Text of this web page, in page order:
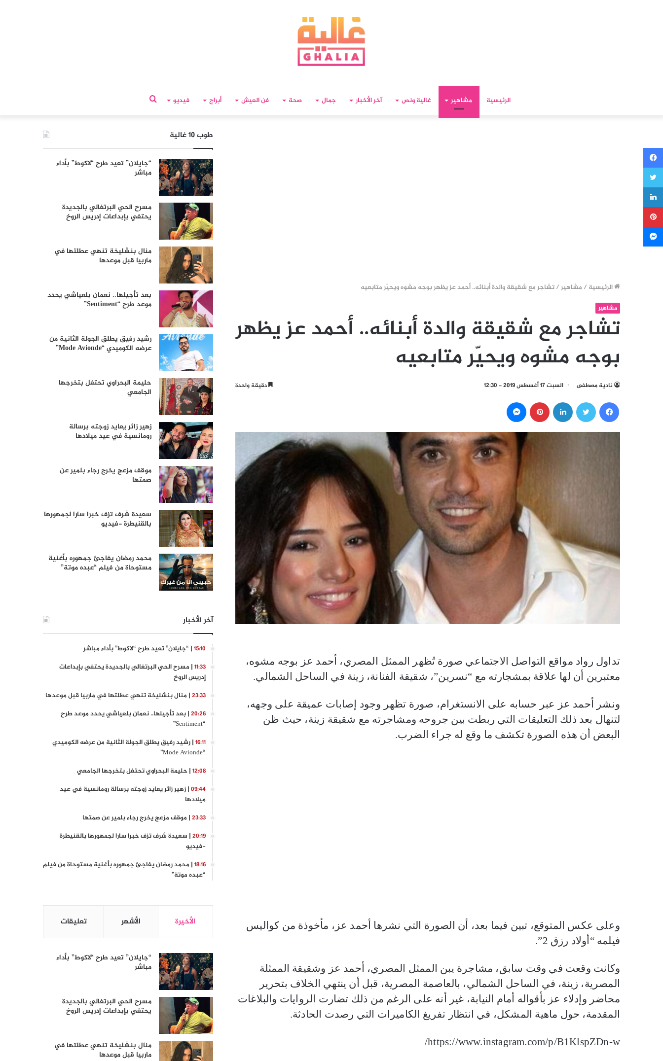
الرئيسية مشاهير غالية ونص آخر الأخبار جمال صحة فن العيش أبراج فيديو
الرئيسية / مشاهير/تشاجر مع شقيقة والدة أبنائه.. أحمد عز يظهر بوجه مشوه ويحيّر متابعيه
مشاهير
تشاجر مع شقيقة والدة أبنائه.. أحمد عز يظهر
بوجه مشوه ويحيّر متابعيه
نادية مصطفى السبت 17 أغسطس 2019 - 12:30 دقيقة واحدة
تداول رواد مواقع التواصل الاجتماعي صورة تُظهر الممثل المصري، أحمد عز بوجه مشوه،
معتبرين أن لها علاقة بمشجارته مع “نسرين”، شقيقة الفنانة، زينة في الساحل الشمالي.
ونشر أحمد عز عبر حسابه على الانستغرام، صورة تظهر وجود إصابات عميقة على وجهه،
لتنهال بعد ذلك التعليقات التي ربطت بين جروحه ومشاجرته مع شقيقة زينة، حيث ظن
البعض أن هذه الصورة تكشف ما وقع له جراء الضرب.
وعلى عكس المتوقع، تبين فيما بعد، أن الصورة التي نشرها أحمد عز، مأخوذة من كواليس
فيلمه “أولاد رزق 2”.
وكانت وقعت في وقت سابق، مشاجرة يبن الممثل المصري، أحمد عز وشقيقة الممثلة
المصرية، زينة، في الساحل الشمالي، بالعاصمة المصرية، قبل أن ينتهي الخلاف بتحرير
محاضر وإدلاء عز بأقواله أمام النيابة، غير أنه على الرغم من ذلك تضارت الروايات والبلاغات
المقدمة، حول ماهية المشكل، في انتظار تفريغ الكاميرات التي رصدت الحادثة.
https://www.instagram.com/p/B1KlspZDn-w/
طوب 10 غالية
“جايلان” تعيد طرح “لاكوط” بأداء
مباشر
مسرح الحي البرتغالي بالجديدة
يحتفي بإبداعات إدريس الروخ
منال بنشليخة تنهي عطلتها في
ماربيا قبل موعدها
بعد تأجيلها.. نعمان بلعياشي يحدد
موعد طرح “Sentiment”
رشيد رفيق يطلق الجولة الثانية من
عرضه الكوميدي “Mode Avionde”
حليمة البحراوي تحتفل بتخرجها
الجامعي
زهير زائر يعايد زوجته برسالة
رومانسية في عيد ميلادها
موقف مزعج يخرج رجاء بلمير عن
صمتها
سعيدة شرف تزف خبرا سارا لجمهورها
بالقنيطرة -فيديو
محمد رمضان يفاجئ جمهوره بأغنية
مستوحاة من فيلم “عبده موتة”
آخر الأخبار
15:10 | “جايلان” تعيد طرح “لاكوط” بأداء مباشر
11:33 | مسرح الحي البرتغالي بالجديدة يحتفي بإبداعات
إدريس الروخ
23:33 | منال بنشليخة تنهي عطلتها في ماربيا قبل موعدها
20:26 | بعد تأجيلها.. نعمان بلعياشي يحدد موعد طرح
“Sentiment”
16:11 | رشيد رفيق يطلق الجولة الثانية من عرضه الكوميدي
“Mode Avionde”
12:08 | حليمة البحراوي تحتفل بتخرجها الجامعي
09:44 | زهير زائر يعايد زوجته برسالة رومانسية في عيد
ميلادها
23:33 | موقف مزعج يخرج رجاء بلمير عن صمتها
20:19 | سعيدة شرف تزف خبرا سارا لجمهورها بالقنيطرة
-فيديو
18:16 | محمد رمضان يفاجئ جمهوره بأغنية مستوحاة من فيلم
“عبده موتة”
الأخيرة الأشهر تعليقات
“جايلان” تعيد طرح “لاكوط” بأداء
مباشر
مسرح الحي البرتغالي بالجديدة
يحتفي بإبداعات إدريس الروخ
منال بنشليخة تنهي عطلتها في
ماربيا قبل موعدها